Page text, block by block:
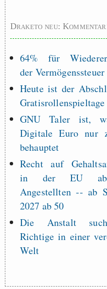
Draketo neu:
64% für
der Vermögenssteuer
Heute ist der
GNU Taler ist,
Digitale Euro nur
behauptet
Recht auf
in der EU
Angestellten -- ab
2027 ab 50
Die Anstalt
Richtige in einer
Welt